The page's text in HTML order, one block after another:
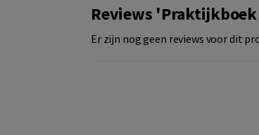
Reviews
Er zijn nog geen reviews voor dit